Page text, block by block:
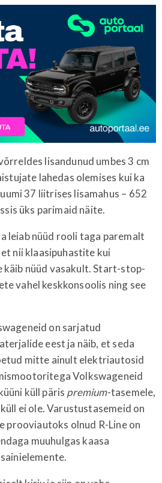
lisandunud umbes 3 cm
lahedas olemises kui ka
37 liitrises lisamahus – 652
üks parimaid näite.
leiab nüüd rooli taga paremalt
nii klaasipuhastite kui
käib nüüd vasakult. Start-stop-
vahel keskkonsoolis ning see
on sarjatud
eest ja näib, et seda
mitte ainult elektriautosid
Volkswageneid
küll päris premium-tasemele,
ei ole. Varustustasemeid on
prooviautoks olnud R-Line on
muuhulgas kaasa